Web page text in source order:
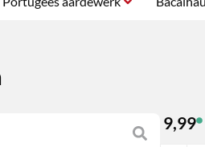
9,99